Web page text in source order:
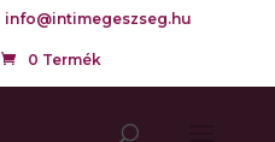
info@intimegeszseg.hu
0 Termék